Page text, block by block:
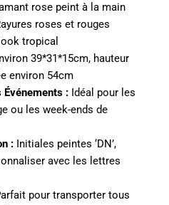
rose peint à la main
roses et rouges
tropical
39*31*15cm, hauteur
environ 54cm
Événements : Idéal pour les
ou les week-ends de
: Initiales peintes ‘DN’,
avec les lettres
pour transporter tous